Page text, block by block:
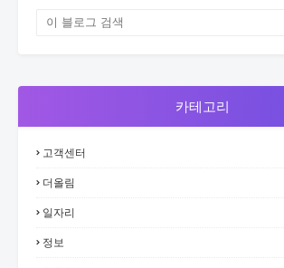
카테고리
고객센터
더올림
일자리
정보